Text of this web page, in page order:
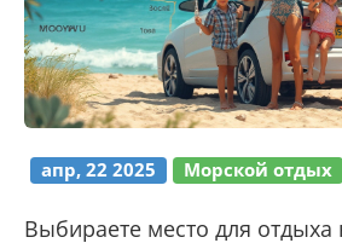
апр, 22 2025 Морской отдых
Выбираете место для отдыха